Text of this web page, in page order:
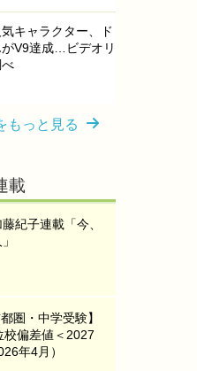
キャラクター、ド
がV9達成…ビデオリ
もっと見る
載
紀子連載「今、
圏・中学受験】
校偏差値＜2027
年4月）